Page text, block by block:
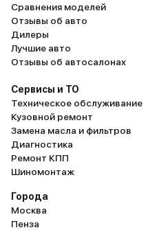
Сравнения моделей
Отзывы об авто
Дилеры
Лучшие авто
Отзывы об автосалонах
Сервисы и ТО
Техническое обслуживание
Кузовной ремонт
Замена масла и фильтров
Диагностика
Ремонт КПП
Шиномонтаж
Города
Москва
Пенза